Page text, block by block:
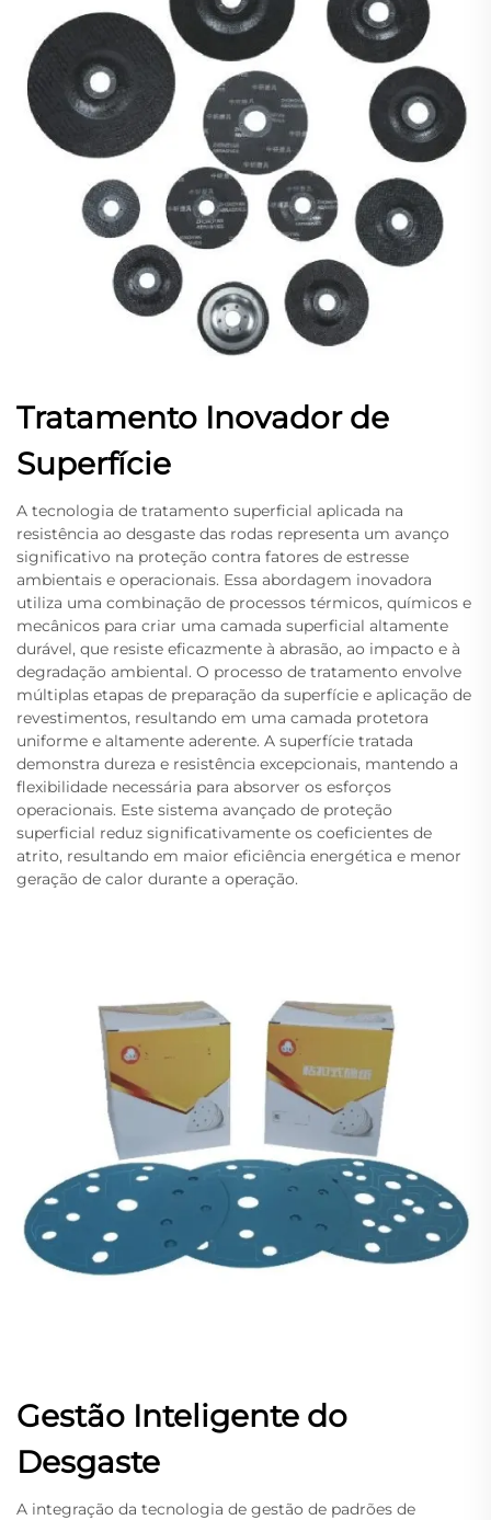
Tratamento Inovador de
Superfície
A tecnologia de tratamento superficial aplicada na
resistência ao desgaste das rodas representa um avanço
significativo na proteção contra fatores de estresse
ambientais e operacionais. Essa abordagem inovadora
utiliza uma combinação de processos térmicos, químicos e
mecânicos para criar uma camada superficial altamente
durável, que resiste eficazmente à abrasão, ao impacto e à
degradação ambiental. O processo de tratamento envolve
múltiplas etapas de preparação da superfície e aplicação de
revestimentos, resultando em uma camada protetora
uniforme e altamente aderente. A superfície tratada
demonstra dureza e resistência excepcionais, mantendo a
flexibilidade necessária para absorver os esforços
operacionais. Este sistema avançado de proteção
superficial reduz significativamente os coeficientes de
atrito, resultando em maior eficiência energética e menor
geração de calor durante a operação.
Gestão Inteligente do
Desgaste
A integração da tecnologia de gestão de padrões de